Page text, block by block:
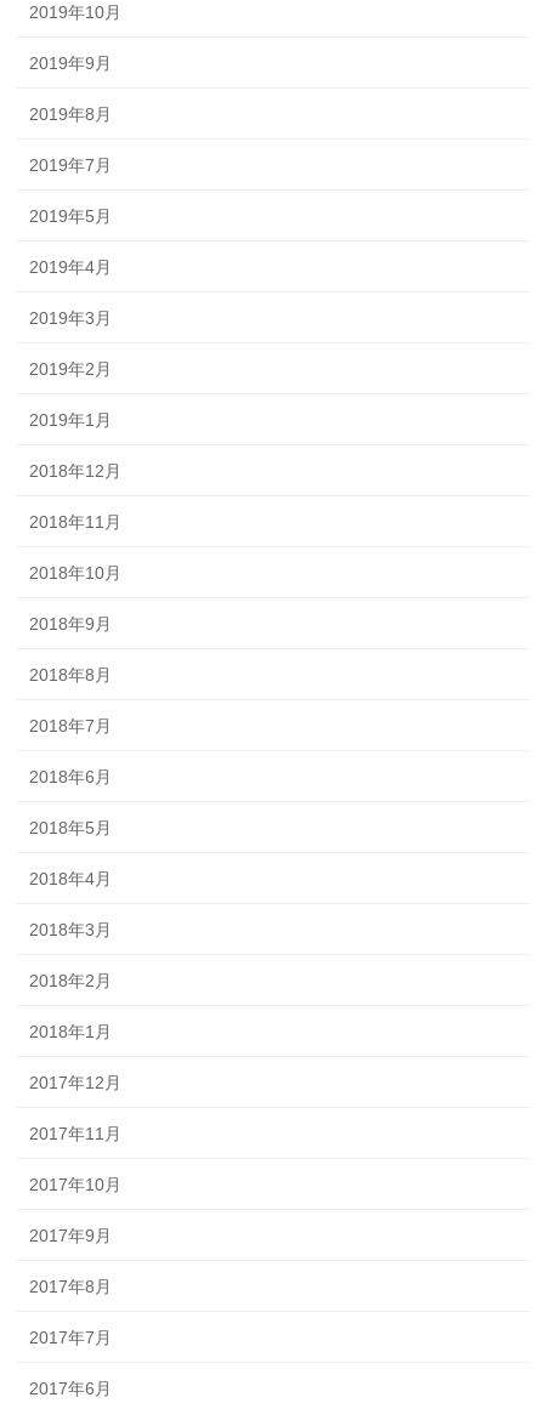
2019年10月
2019年9月
2019年8月
2019年7月
2019年5月
2019年4月
2019年3月
2019年2月
2019年1月
2018年12月
2018年11月
2018年10月
2018年9月
2018年8月
2018年7月
2018年6月
2018年5月
2018年4月
2018年3月
2018年2月
2018年1月
2017年12月
2017年11月
2017年10月
2017年9月
2017年8月
2017年7月
2017年6月